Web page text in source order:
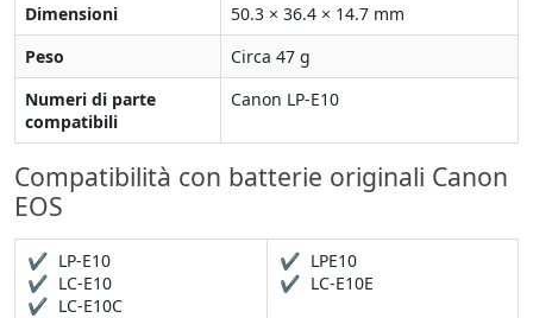
Dimensioni
50.3 × 36.4 × 14.7 mm
Peso
Circa 47 g
Numeri di parte
compatibili
Canon LP-E10
Compatibilità con batterie originali Canon
EOS
✔ LP-E10
✔ LC-E10
✔ LC-E10C
✔ LPE10
✔ LC-E10E